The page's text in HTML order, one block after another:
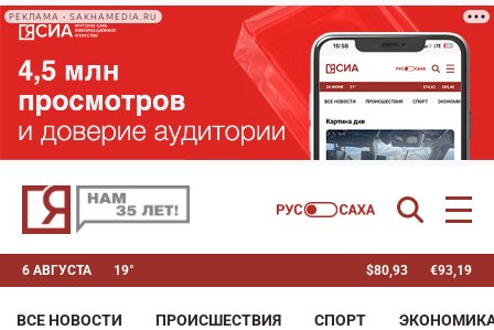
РЕКЛАМА • SAKHAMEDIA.RU
6 АВГУСТА 19° $80,93 €93,19
ВСЕ НОВОСТИ ПРОИСШЕСТВИЯ СПОРТ